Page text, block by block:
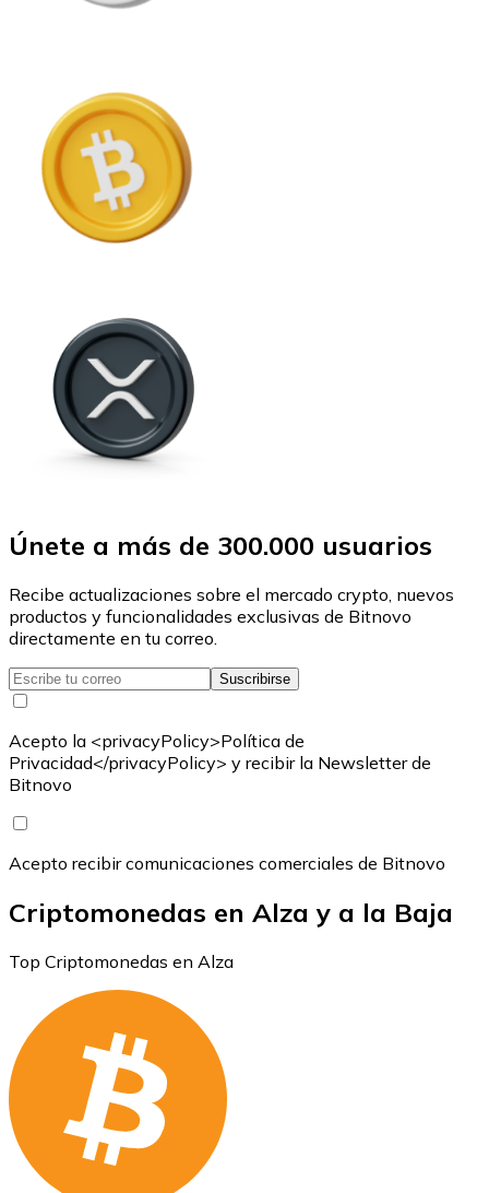
Únete a más de 300.000 usuarios
Recibe actualizaciones sobre el mercado crypto, nuevos
productos y funcionalidades exclusivas de Bitnovo
directamente en tu correo.
Suscribirse
Acepto la <privacyPolicy>Política de
Privacidad</privacyPolicy> y recibir la Newsletter de
Bitnovo
Acepto recibir comunicaciones comerciales de Bitnovo
Criptomonedas en Alza y a la Baja
Top Criptomonedas en Alza